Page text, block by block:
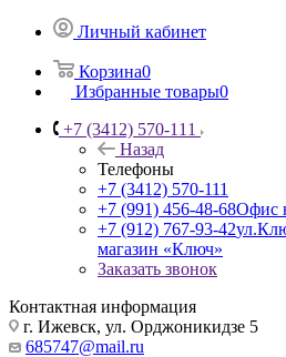
Личный кабинет
Корзина0
Избранные товары0
+7 (3412) 570-111
Назад
Телефоны
+7 (3412) 570-111
+7 (991) 456-48-68Офис
+7 (912) 767-93-42
магазин «Ключ»
Заказать звонок
Контактная информация
г. Ижевск, ул. Орджоникидзе 5
685747@mail.ru